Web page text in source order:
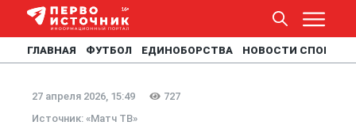
ГЛАВНАЯ ФУТБОЛ ЕДИНОБОРСТВА НОВОСТИ СПОРТА
27 апреля 2026, 15:49
727
Источник: «Матч ТВ»